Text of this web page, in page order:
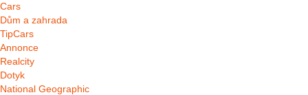
Cars
Dům a zahrada
TipCars
Annonce
Realcity
Dotyk
National Geographic